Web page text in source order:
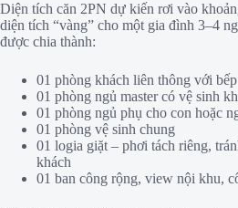
Diện tích căn 2PN dự kiến rơi vào
diện tích “vàng” cho một gia đình 3–4
được chia thành:
01 phòng khách liên thông với
01 phòng ngủ master có vệ sinh
01 phòng ngủ phụ cho con hoặc
01 phòng vệ sinh chung
01 logia giặt – phơi tách riêng,
khách
01 ban công rộng, view nội khu,